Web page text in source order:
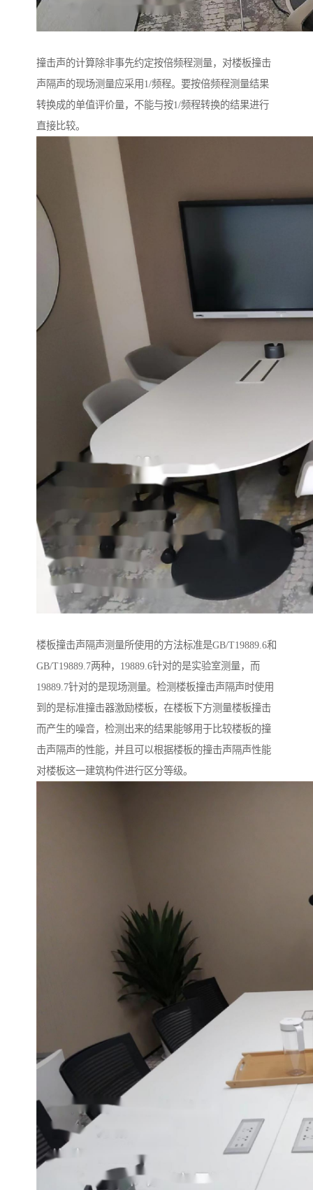
撞击声的计算除非事先约定按倍频程测量，对楼板撞击
声隔声的现场测量应采用1/频程。要按倍频程测量结果
转换成的单值评价量，不能与按1/频程转换的结果进行
直接比较。
楼板撞击声隔声测量所使用的方法标准是GB/T19889.6和
GB/T19889.7两种，19889.6针对的是实验室测量，而
19889.7针对的是现场测量。检测楼板撞击声隔声时使用
到的是标准撞击器激励楼板，在楼板下方测量楼板撞击
而产生的噪音，检测出来的结果能够用于比较楼板的撞
击声隔声的性能，并且可以根据楼板的撞击声隔声性能
对楼板这一建筑构件进行区分等级。